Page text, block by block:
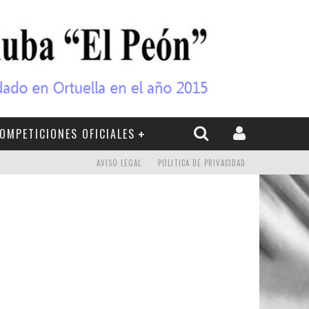
OFICIALES
AVISO LEGAL POLITICA DE PRIVACIDAD